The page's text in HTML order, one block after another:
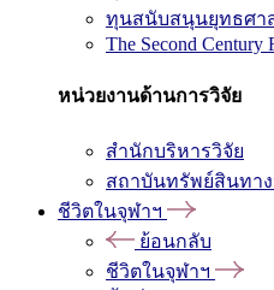
ทุนสนับสนุนยุทธศา
The Second Century
หน่วยงานด้านการวิจัย
สำนักบริหารวิจัย
สถาบันทรัพย์สินทา
ชีวิตในจุฬาฯ
ย้อนกลับ
ชีวิตในจุฬาฯ